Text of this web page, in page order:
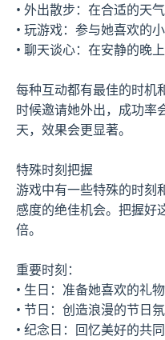
• 外出散步：在合适的天
• 玩游戏：参与她喜欢的
• 聊天谈心：在安静的晚
每种互动都有最佳的时机
时候邀请她外出，成功率
天，效果会更显著。
特殊时刻把握
游戏中有一些特殊的时刻
感度的绝佳机会。把握好
倍。
重要时刻：
• 生日：准备她喜欢的礼
• 节日：创造浪漫的节日
• 纪念日：回忆美好的共